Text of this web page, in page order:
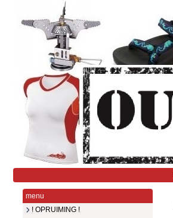
menu
! OPRUIMING !